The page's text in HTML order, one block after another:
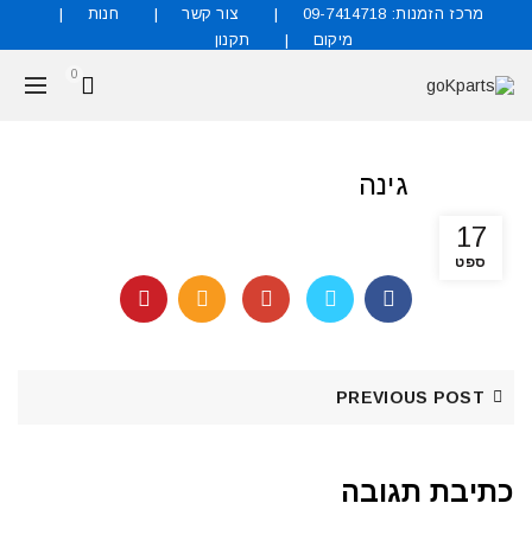
מרכז הזמנות: 09-7414718 צור קשר
חנות
מיקום
תקנון
0
17
ספט
גינה
PREVIOUS POST
כתיבת תגובה
09-7414718
ניתן גם לשלוח הודעות לוואצאפ הרשמי שלנו